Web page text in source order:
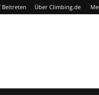
Beitreten Über Climbing.de